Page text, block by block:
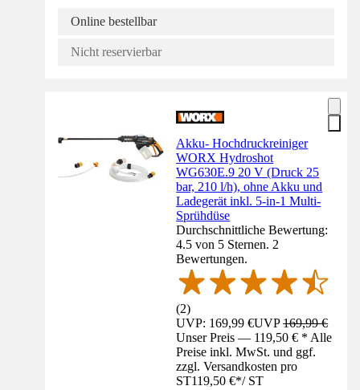
Online bestellbar
Nicht reservierbar
Akku- Hochdruckreiniger
WORX Hydroshot
WG630E.9 20 V (Druck 25
bar, 210 l/h), ohne Akku und
Ladegerät inkl. 5-in-1 Multi-
Sprühdüse
Durchschnittliche Bewertung:
4.5 von 5 Sternen. 2
Bewertungen.
(2)
UVP: 169,99 €UVP169,99 €
Unser Preis — 119,50 € * Alle
Preise inkl. MwSt. und ggf.
zzgl. Versandkosten pro
ST119,50 €*/ ST